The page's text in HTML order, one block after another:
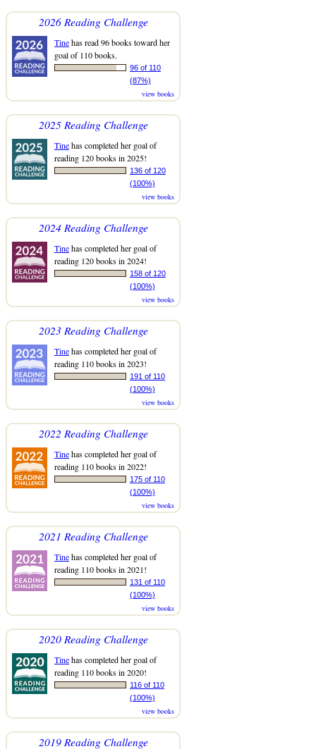
2026 Reading Challenge
Tinehas read 96 books toward her
goal of 110 books.
96 of 110
(87%)
view books
2025 Reading Challenge
Tinehas completed her goal of
reading 120 books in 2025!
136 of 120
(100%)
view books
2024 Reading Challenge
Tinehas completed her goal of
reading 120 books in 2024!
158 of 120
(100%)
view books
2023 Reading Challenge
Tinehas completed her goal of
reading 110 books in 2023!
191 of 110
(100%)
view books
2022 Reading Challenge
Tinehas completed her goal of
reading 110 books in 2022!
175 of 110
(100%)
view books
2021 Reading Challenge
Tinehas completed her goal of
reading 110 books in 2021!
131 of 110
(100%)
view books
2020 Reading Challenge
Tinehas completed her goal of
reading 110 books in 2020!
116 of 110
(100%)
view books
2019 Reading Challenge